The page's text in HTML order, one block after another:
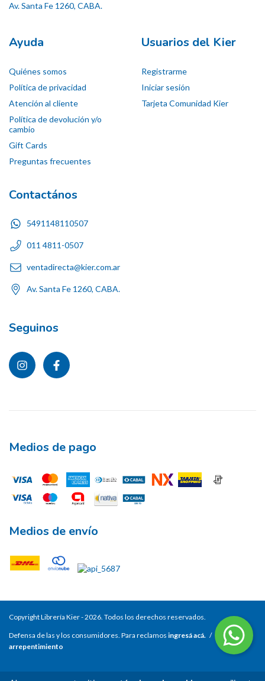
Av. Santa Fe 1260, CABA.
Ayuda
Quiénes somos
Política de privacidad
Atención al cliente
Política de devolución y/o
cambio
Gift Cards
Preguntas frecuentes
Usuarios del Kier
Registrarme
Iniciar sesión
Tarjeta Comunidad Kier
Contactános
5491148110507
011 4811-0507
ventadirecta@kier.com.ar
Av. Santa Fe 1260, CABA.
Seguinos
Medios de pago
Medios de envío
Copyright Librería Kier - 2026. Todos los derechos reservados.
Defensa de las y los consumidores. Para reclamos ingresá acá. /
Botón de
arrepentimiento